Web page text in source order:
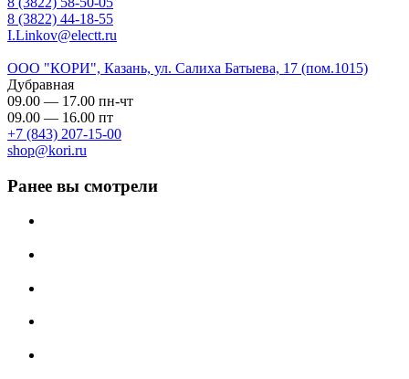
8 (3822) 44-18-55
I.Linkov@electt.ru
ООО "КОРИ", Казань, ул. Салиха Батыева, 17 (пом.1015)
Дубравная
09.00 — 17.00 пн-чт
09.00 — 16.00 пт
+7 (843) 207-15-00
shop@kori.ru
Ранее вы смотрели